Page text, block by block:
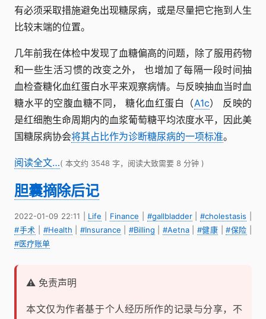
有必须采取措施避免出现糖尿病，或是尽量把它拖到人生
比较末端的位置。
几年前我在体检中发现了血糖偏高的问题，除了服用药物
和一些生活习惯的改变之外， 也增加了每隔一段时间抽
血检查糖化血红蛋白水平来观察病情。与反映抽血当时血
糖水平的空腹血糖不同， 糖化血红蛋白（A1c） 反映的
是红细胞生命周期内的血浆葡萄糖平均浓度水平，因此美
国糖尿病协会将其占比作为诊断糖尿病的一项标准。
阅读全文…( 本文约 3548 字，阅读大致需要 8 分钟 )
胆囊摘除后记
2022-01-09 22:11 Life Finance #gallbladder|#cholestasis
#手术
#Health #Insurance #Billing #Aetna| #健康 #保险
#医疗账单
⚠️ 免责声明
本文仅为作者基于个人经历所作的记录与分享，不